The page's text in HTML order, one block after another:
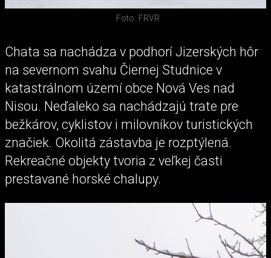
Foto: FRVR
Chata sa nachádza v podhorí Jizerských hôr
na severnom svahu Čiernej Studnice v
katastrálnom území obce Nová Ves nad
Nisou. Neďaleko sa nachádzajú trate pre
bežkárov, cyklistov i milovníkov turistických
značiek. Okolitá zástavba je rozptýlená.
Rekreačné objekty tvoria z veľkej časti
prestavané horské chalupy.